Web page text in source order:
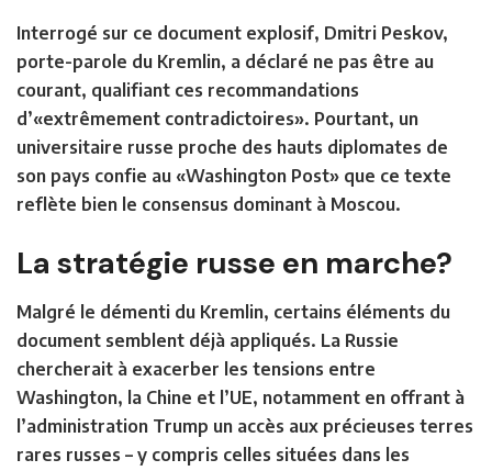
Interrogé sur ce document explosif, Dmitri Peskov,
porte-parole du Kremlin, a déclaré ne pas être au
courant, qualifiant ces recommandations
d’«extrêmement contradictoires». Pourtant, un
universitaire russe proche des hauts diplomates de
son pays confie au «Washington Post» que ce texte
reflète bien le consensus dominant à Moscou.
La stratégie russe en marche?
Malgré le démenti du Kremlin, certains éléments du
document semblent déjà appliqués. La Russie
chercherait à exacerber les tensions entre
Washington, la Chine et l’UE, notamment en offrant à
l’administration Trump un accès aux précieuses terres
rares russes – y compris celles situées dans les